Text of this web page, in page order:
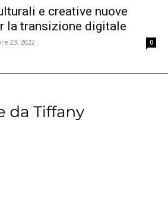
e creative nuove
la transizione digitale
23, 2022 0